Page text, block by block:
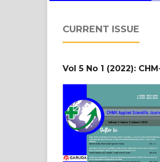
CURRENT ISSUE
Vol 5 No 1 (2022):